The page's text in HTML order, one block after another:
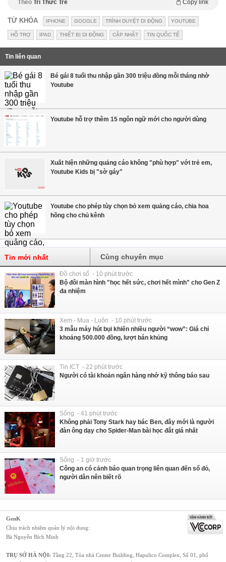
Theo Trí Thức Trẻ Copy link
TỪ KHÓA IPHONE GOOGLE TRÌNH DUYỆT DI ĐỘNG YOUTUBE
HỖ TRỢ IPAD THIẾT BỊ DI ĐỘNG CẬP NHẬT TIN QUỐC TẾ
Tin liên quan
Bé gái 8 tuổi thu nhập gần 300 triệu đồng mỗi tháng nhờ
Youtube
Youtube hỗ trợ thêm 15 ngôn ngữ mới cho người dùng
Xuất hiện những quảng cáo không "phù hợp" với trẻ em,
Youtube Kids bị "sờ gáy"
Youtube cho phép tùy chọn bỏ xem quảng cáo, chia hoa
hồng cho chủ kênh
Tin mới nhất Cùng chuyên mục
Đồ chơi số - 10 phút trước
Bộ đôi màn hình "học hết sức, chơi hết mình" cho Gen Z
đa nhiệm
Xem - Mua - Luôn - 10 phút trước
3 mẫu máy hút bụi khiến nhiều người “wow”: Giá chỉ
khoảng 500.000 đồng, lượt bán khủng
Tin ICT - 22 phút trước
Người có tài khoản ngân hàng nhớ kỹ thông báo sau
Sống - 41 phút trước
Không phải Tony Stark hay bác Ben, đây mới là người
đàn ông dạy cho Spider-Man bài học đắt giá nhất
Sống - 1 giờ trước
Công an có cảnh báo quan trọng liên quan đến sổ đỏ,
người dân nên biết rõ
GenK
Chịu trách nhiệm quản lý nội dung:
Bà Nguyễn Bích Minh
TRỤ SỞ HÀ NỘI: Tầng 22, Tòa nhà Center Building, Hapulico Complex, Số 01, phố